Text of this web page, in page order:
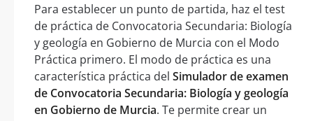
Para establecer un punto de partida, haz el test
de práctica de Convocatoria Secundaria: Biología
y geología en Gobierno de Murcia con el Modo
Práctica primero. El modo de práctica es una
característica práctica del Simulador de examen
de Convocatoria Secundaria: Biología y geología
en Gobierno de Murcia. Te permite crear un